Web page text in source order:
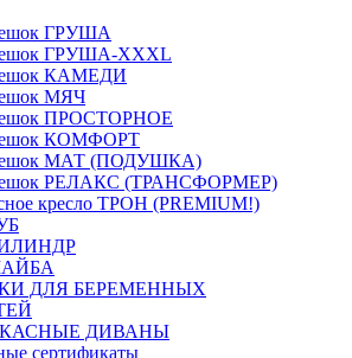
ГРУША
ГРУША-XXXL
КАМЕДИ
МЯЧ
ПРОСТОРНОЕ
КОМФОРТ
МАТ (ПОДУШКА)
РЕЛАКС (ТРАНСФОРМЕР)
кресло ТРОН (PREMIUM!)
ДЛЯ БЕРЕМЕННЫХ
ДИВАНЫ
сертификаты